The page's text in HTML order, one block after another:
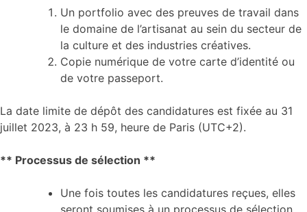
Un portfolio avec des preuves de travail dans
le domaine de l’artisanat au sein du secteur de
la culture et des industries créatives.
Copie numérique de votre carte d’identité ou
de votre passeport.
La date limite de dépôt des candidatures est fixée au 31
juillet 2023, à 23 h 59, heure de Paris (UTC+2).
** Processus de sélection **
Une fois toutes les candidatures reçues, elles
seront soumises à un processus de sélection